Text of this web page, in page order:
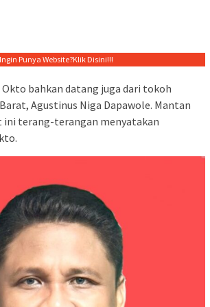
Ingin Punya Website?Klik Disini!!!
bahkan datang juga dari tokoh
Agustinus Niga Dapawole. Mantan
ini terang-terangan menyatakan